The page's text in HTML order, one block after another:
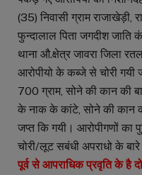
(35) निवासी ग्राम राजाखेड़ी,
फुन्दालाल पिता जगदीश जाति
थाना औ.क्षेत्र जावरा जिला
आरोपीयो के कब्जे से चोरी गयी
700 ग्राम, सोने की कान की
के नाक के कांटे, सोने की कान
जप्त कि गयी। आरोपीगणों का
चोरी/लूट सबंधी अपराधो के
पूर्व से आपराधिक प्रवृति के है